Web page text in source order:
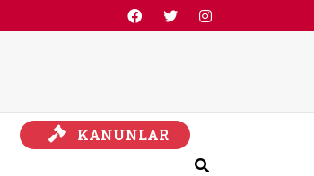
KANUNLAR
KANUNLAR